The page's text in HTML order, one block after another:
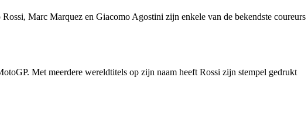
Marc Marquez en Giacomo Agostini zijn enkele van de bekendste coureurs
Met meerdere wereldtitels op zijn naam heeft Rossi zijn stempel gedrukt